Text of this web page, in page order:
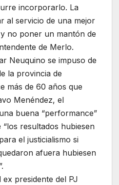
incorporarlo. La
al servicio de una mejor
no poner un mantón de
de Merlo.
Neuquino se impuso de
la provincia de
más de 60 años que
Menéndez, el
buena “performance”
resultados hubiesen
el justicialismo si
afuera hubiesen
presidente del PJ